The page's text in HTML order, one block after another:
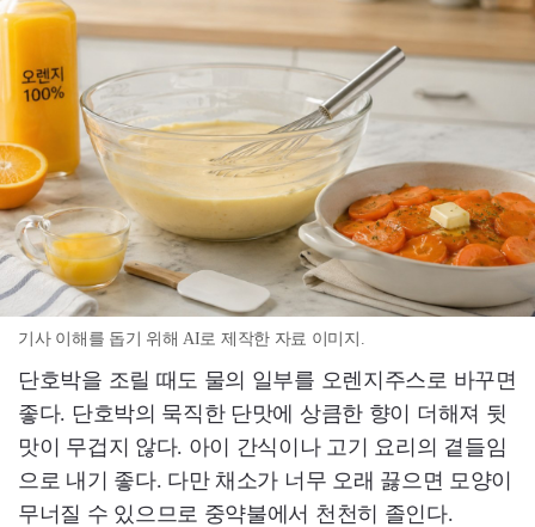
기사 이해를 돕기 위해 AI로 제작한 자료 이미지.
단호박을 조릴 때도 물의 일부를 오렌지주스로 바꾸면
좋다. 단호박의 묵직한 단맛에 상큼한 향이 더해져 뒷
맛이 무겁지 않다. 아이 간식이나 고기 요리의 곁들임
으로 내기 좋다. 다만 채소가 너무 오래 끓으면 모양이
무너질 수 있으므로 중약불에서 천천히 졸인다.